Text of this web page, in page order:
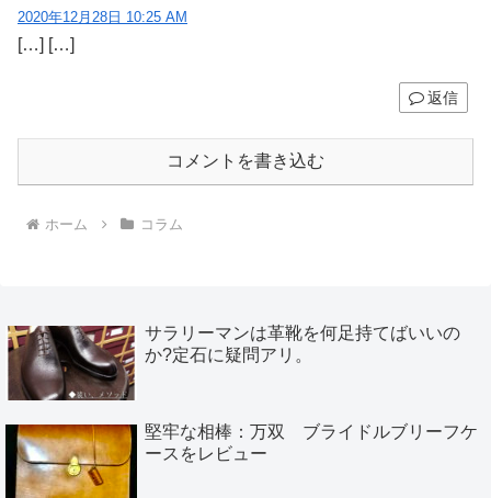
2020年12月28日 10:25 AM
[…] […]
返信
コメントを書き込む
ホーム コラム
サラリーマンは革靴を何足持てばいいの
か?定石に疑問アリ。
堅牢な相棒：万双 ブライドルブリーフケ
ースをレビュー